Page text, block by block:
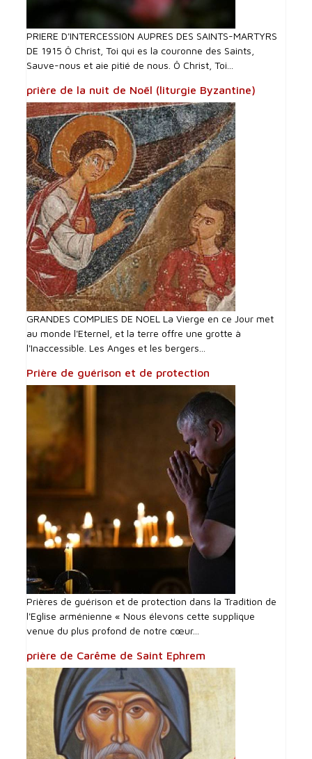
PRIERE D'INTERCESSI0N AUPRES DES SAINTS-MARTYRS
DE 1915 Ô Christ, Toi qui es la couronne des Saints,
Sauve-nous et aie pitié de nous. Ô Christ, Toi...
prière de la nuit de Noël (liturgie Byzantine)
GRANDES COMPLIES DE NOEL La Vierge en ce Jour met
au monde l'Eternel, et la terre offre une grotte à
l'Inaccessible. Les Anges et les bergers...
Prière de guérison et de protection
Prières de guérison et de protection dans la Tradition de
l'Eglise arménienne « Nous élevons cette supplique
venue du plus profond de notre cœur...
prière de Carême de Saint Ephrem